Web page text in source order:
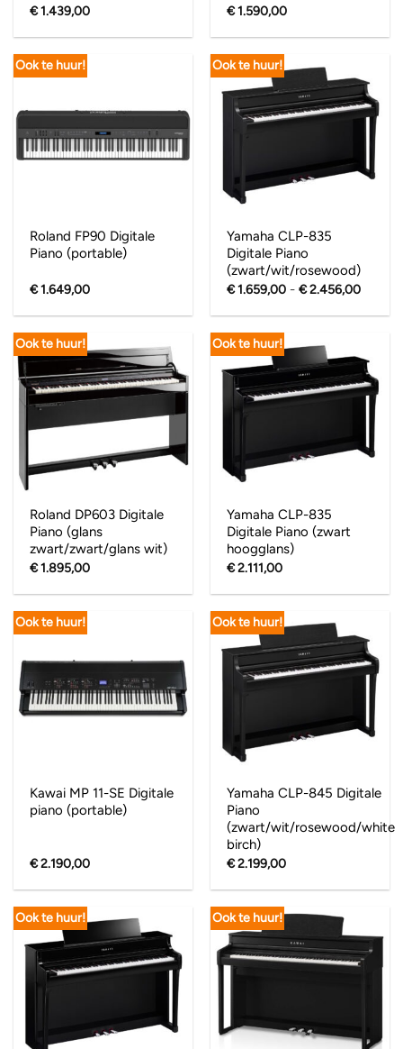
€1.439,00 €1.590,00
Ook te huur!
Roland FP90 Digitale
Piano (portable)
€1.649,00
Ook te huur!
Yamaha CLP-835
Digitale Piano
(zwart/wit/rosewood)
€1.659,00 - €2.456,00
tot
Ook te huur!
Roland DP603 Digitale
Piano (glans
zwart/zwart/glans wit)
€1.895,00
Ook te huur!
Yamaha CLP-835
Digitale Piano (zwart
hoogglans)
€2.111,00
Ook te huur!
Kawai MP 11-SE Digitale
piano (portable)
€2.190,00
Ook te huur!
Yamaha CLP-845 Digitale
Piano
(zwart/wit/rosewood/white
birch)
€2.199,00
Ook te huur! Ook te huur!